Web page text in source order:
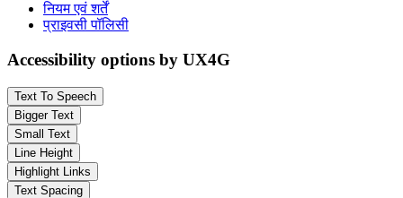
नियम एवं शर्तें
प्राइवसी पॉलिसी
Accessibility options by UX4G
Text To Speech
Bigger Text
Small Text
Line Height
Highlight Links
Text Spacing